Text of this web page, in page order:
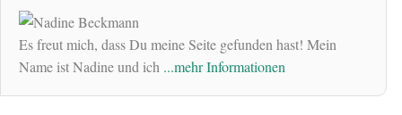
Es freut mich, dass Du meine Seite gefunden hast! Mein
Name ist Nadine und ich ...mehr Informationen